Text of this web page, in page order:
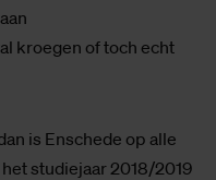
kroegen of toch echt
is Enschede op alle
studiejaar 2018/2019